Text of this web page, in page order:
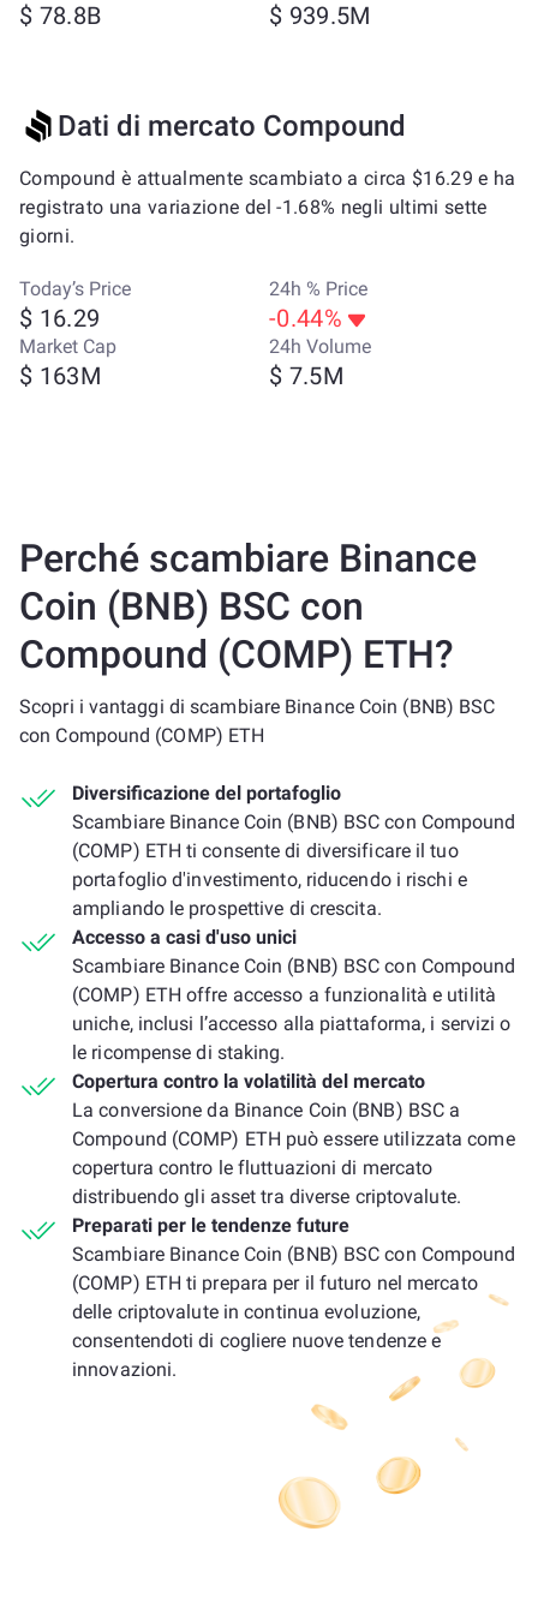
$ 78.8B $ 939.5M
Dati di mercato Compound
Compound è attualmente scambiato a circa $16.29 e ha
registrato una variazione del -1.68% negli ultimi sette
giorni.
Today’s Price
$ 16.29
24h % Price
-0.44%
Market Cap
$ 163M
24h Volume
$ 7.5M
Perché scambiare Binance
Coin (BNB) BSC con
Compound (COMP) ETH?
Scopri i vantaggi di scambiare Binance Coin (BNB) BSC
con Compound (COMP) ETH
Diversificazione del portafoglio
Scambiare Binance Coin (BNB) BSC con Compound
(COMP) ETH ti consente di diversificare il tuo
portafoglio d'investimento, riducendo i rischi e
ampliando le prospettive di crescita.
Accesso a casi d'uso unici
Scambiare Binance Coin (BNB) BSC con Compound
(COMP) ETH offre accesso a funzionalità e utilità
uniche, inclusi l’accesso alla piattaforma, i servizi o
le ricompense di staking.
Copertura contro la volatilità del mercato
La conversione da Binance Coin (BNB) BSC a
Compound (COMP) ETH può essere utilizzata come
copertura contro le fluttuazioni di mercato
distribuendo gli asset tra diverse criptovalute.
Preparati per le tendenze future
Scambiare Binance Coin (BNB) BSC con Compound
(COMP) ETH ti prepara per il futuro nel mercato
delle criptovalute in continua evoluzione,
consentendoti di cogliere nuove tendenze e
innovazioni.